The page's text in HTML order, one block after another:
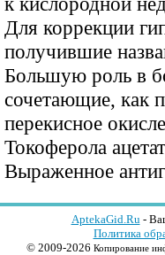
Для коррекции
получившие
Большую роль в
сочетающие, как
перекисное
Токоферола
Выраженное
AptekaGid.Ru-
Политика
© 2009-2026 Копирование